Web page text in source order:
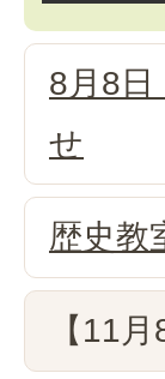
8月8日
せ
歴史教
【11